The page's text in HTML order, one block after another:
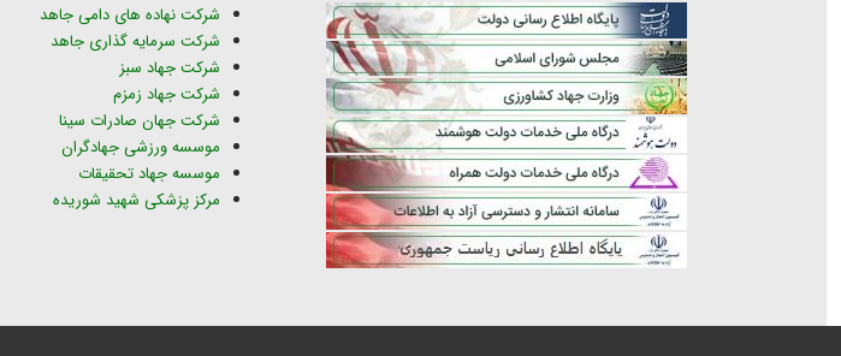
شرکت نهاده های دامی جاهد
شرکت سرمایه گذاری جاهد
شرکت جهاد سبز
شرکت جهاد زمزم
شرکت جهان صادرات سینا
موسسه ورزشی جهادگران
موسسه جهاد تحقیقات
مرکز پزشکی شهید شوریده